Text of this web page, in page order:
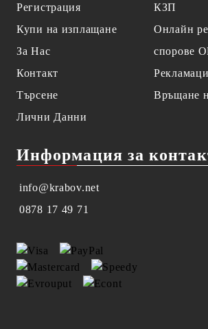
Регистрация
Купи на изплащане
За Нас
Контакт
Търсене
Лични Данни
КЗП
Онлайн
спорове
Връщане
Информация за
info@krabov.net
0878 17 49 71